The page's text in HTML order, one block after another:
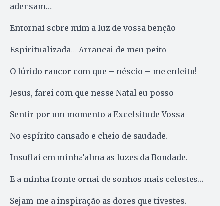
adensam…
Entornai sobre mim a luz de vossa benção
Espiritualizada… Arrancai de meu peito
O lúrido rancor com que – néscio – me enfeito!
Jesus, farei com que nesse Natal eu posso
Sentir por um momento a Excelsitude Vossa
No espírito cansado e cheio de saudade.
Insuflai em minha’alma as luzes da Bondade.
E a minha fronte ornai de sonhos mais celestes…
Sejam-me a inspiração as dores que tivestes.